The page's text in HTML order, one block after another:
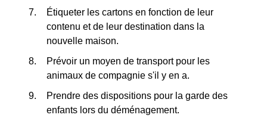
Étiqueter les cartons en fonction de leur
contenu et de leur destination dans la
nouvelle maison.
Prévoir un moyen de transport pour les
animaux de compagnie s'il y en a.
Prendre des dispositions pour la garde des
enfants lors du déménagement.